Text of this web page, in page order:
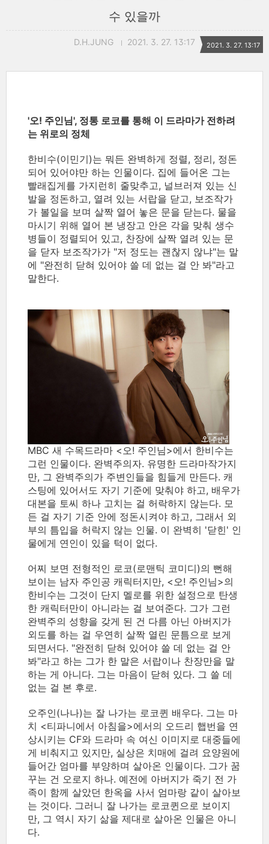
수 있을까
D.H.JUNG 2021. 3. 27. 13:17 2021. 3. 27. 13:17
'오! 주인님', 정통 로코를 통해 이 드라마가 전하려
는 위로의 정체
한비수(이민기)는 뭐든 완벽하게 정렬, 정리, 정돈
되어 있어야만 하는 인물이다. 집에 들어온 그는
빨래집게를 가지런히 줄맞추고, 널브러져 있는 신
발을 정돈하고, 열려 있는 서랍을 닫고, 보조작가
가 볼일을 보며 살짝 열어 놓은 문을 닫는다. 물을
마시기 위해 열어 본 냉장고 안은 각을 맞춰 생수
병들이 정렬되어 있고, 찬장에 살짝 열려 있는 문
을 닫자 보조작가가 "저 정도는 괜찮지 않냐"는 말
에 "완전히 닫혀 있어야 쓸 데 없는 걸 안 봐"라고
말한다.
MBC 새 수목드라마 <오! 주인님>에서 한비수는
그런 인물이다. 완벽주의자. 유명한 드라마작가지
만, 그 완벽주의가 주변인들을 힘들게 만든다. 캐
스팅에 있어서도 자기 기준에 맞춰야 하고, 배우가
대본을 토씨 하나 고치는 걸 허락하지 않는다. 모
든 걸 자기 기준 안에 정돈시켜야 하고, 그래서 외
부의 틈입을 허락지 않는 인물. 이 완벽히 '닫힌' 인
물에게 연인이 있을 턱이 없다.
어찌 보면 전형적인 로코(로맨틱 코미디)의 뻔해
보이는 남자 주인공 캐릭터지만, <오! 주인님>의
한비수는 그것이 단지 멜로를 위한 설정으로 탄생
한 캐릭터만이 아니라는 걸 보여준다. 그가 그런
완벽주의 성향을 갖게 된 건 다름 아닌 아버지가
외도를 하는 걸 우연히 살짝 열린 문틈으로 보게
되면서다. "완전히 닫혀 있어야 쓸 데 없는 걸 안
봐"라고 하는 그가 한 말은 서랍이나 찬장만을 말
하는 게 아니다. 그는 마음이 닫혀 있다. 그 쓸 데
없는 걸 본 후로.
오주인(나나)는 잘 나가는 로코퀸 배우다. 그는 마
치 <티파니에서 아침을>에서의 오드리 햅번을 연
상시키는 CF와 드라마 속 여신 이미지로 대중들에
게 비춰지고 있지만, 실상은 치매에 걸려 요양원에
들어간 엄마를 부양하며 살아온 인물이다. 그가 꿈
꾸는 건 오로지 하나. 예전에 아버지가 죽기 전 가
족이 함께 살았던 한옥을 사서 엄마랑 같이 살아보
는 것이다. 그러니 잘 나가는 로코퀸으로 보이지
만, 그 역시 자기 삶을 제대로 살아온 인물은 아니
다.